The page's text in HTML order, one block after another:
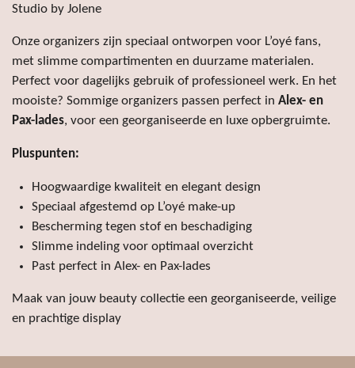
Studio by Jolene
Onze organizers zijn speciaal ontworpen voor L’oyé fans,
met slimme compartimenten en duurzame materialen.
Perfect voor dagelijks gebruik of professioneel werk. En het
mooiste? Sommige organizers passen perfect in Alex- en
Pax-lades, voor een georganiseerde en luxe opbergruimte.
Pluspunten:
Hoogwaardige kwaliteit en elegant design
Speciaal afgestemd op L’oyé make-up
Bescherming tegen stof en beschadiging
Slimme indeling voor optimaal overzicht
Past perfect in Alex- en Pax-lades
Maak van jouw beauty collectie een georganiseerde, veilige
en prachtige display